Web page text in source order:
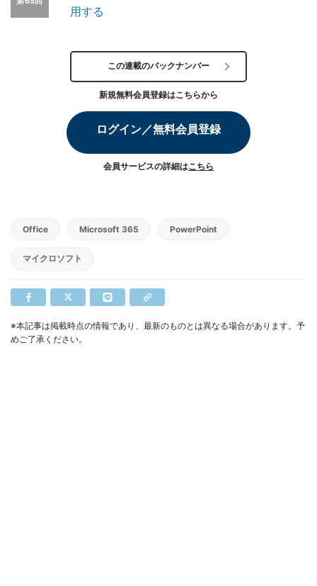
用する
この連載のバックナンバー
新規無料会員登録はこちらから
ログイン／無料会員登録
会員サービスの詳細はこちら
Office Microsoft 365 PowerPoint
マイクロソフト
※本記事は掲載時点の情報であり、最新のものとは異なる場合があります。予
めご了承ください。